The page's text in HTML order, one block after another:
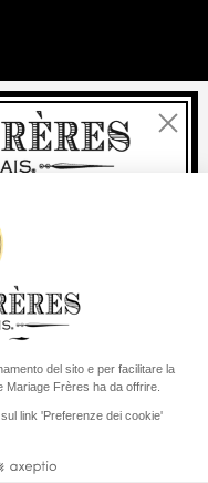
Chiudi
suStati Uniti
regione